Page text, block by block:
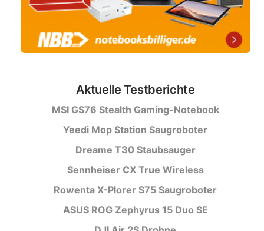
Aktuelle Testberichte
MSI GS76 Stealth Gaming-Notebook
Yeedi Mop Station Saugroboter
Dreame T30 Staubsauger
Sennheiser CX True Wireless
Rowenta X-Plorer S75 Saugroboter
ASUS ROG Zephyrus 15 Duo SE